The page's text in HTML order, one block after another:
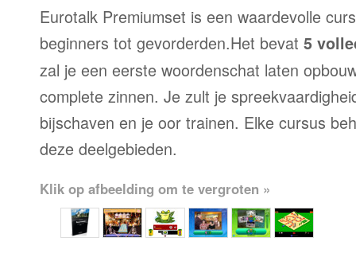
Eurotalk Premiumset is een waardevolle
beginners tot gevorderden.Het bevat 5
zal je een eerste woordenschat laten
complete zinnen. Je zult je
bijschaven en je oor trainen. Elke cursus
deze deelgebieden.
Klik op afbeelding om te vergroten »